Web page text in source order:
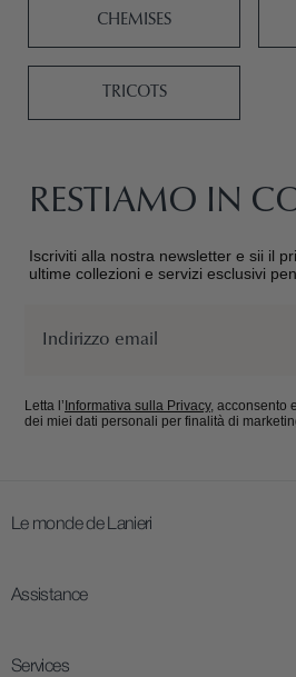
CHEMISES
TRICOTS
RESTIAMO IN
Iscriviti alla nostra newsletter e sii il
ultime collezioni e servizi esclusivi
Letta l’Informativa sulla Privacy, acconsento
dei miei dati personali per finalità di
Le monde de Lanieri
Assistance
Services